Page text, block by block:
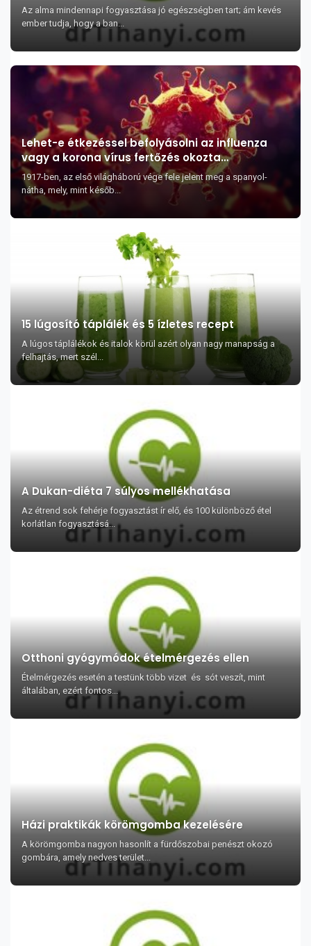
Az alma mindennapi fogyasztása jó egészségben tart; ám kevés
ember tudja, hogy a ban...
Lehet-e étkezéssel befolyásolni az influenza
vagy a korona vírus fertőzés okozta
szövődmények kialakulását?
1917-ben, az első világháború vége fele jelent meg a spanyol-
nátha, mely, mint későb...
15 lúgosító táplálék és 5 ízletes recept
A lúgos táplálékok és italok körül azért olyan nagy manapság a
felhajtás, mert szél...
A Dukan-diéta 7 súlyos mellékhatása
Az étrend sok fehérje fogyasztást ír elő, és 100 különböző étel
korlátlan fogyasztásá...
Otthoni gyógymódok ételmérgezés ellen
Ételmérgezés esetén a testünk több vizet és sót veszít, mint
általában, ezért fontos...
Házi praktikák körömgomba kezelésére
A körömgomba nagyon hasonlít a fürdőszobai penészt okozó
gombára, amely nedves terület...